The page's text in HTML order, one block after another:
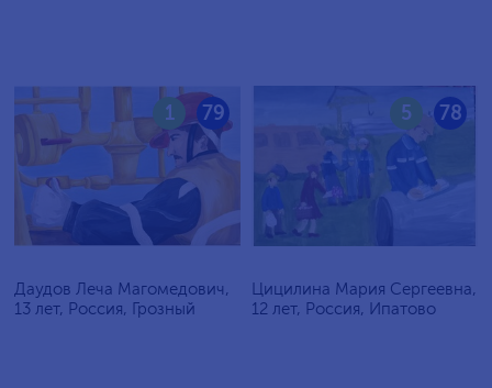
79
1
Даудов Леча Магомедович,
13 лет, Россия, Грозный
78
5
Цицилина Мария Сергеевна,
12 лет, Россия, Ипатово